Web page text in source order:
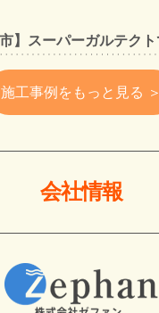
施工事例をもっと見る ＞
会社情報